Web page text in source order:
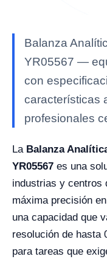
Balanza
YR05567 —
con
características
profesionales
LaBalanza
YR05567 es una
industrias y centros
máxima precisión
una capacidad que
resolución de hasta
para tareas que